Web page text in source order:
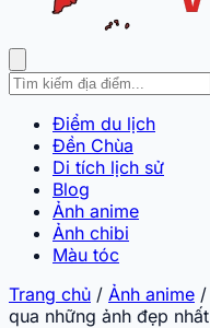
Điểm du lịch
Đền Chùa
Di tích lịch sử
Blog
Ảnh anime
Ảnh chibi
Màu tóc
Trang chủ / Ảnh anime /
qua những ảnh đẹp nhất